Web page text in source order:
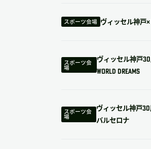
スポーツ会場 ヴィッセル神戸
スポーツ会
場
ヴィッセル神戸30
WORLD DREAMS
スポーツ会
場
ヴィッセル神戸30
バルセロナ